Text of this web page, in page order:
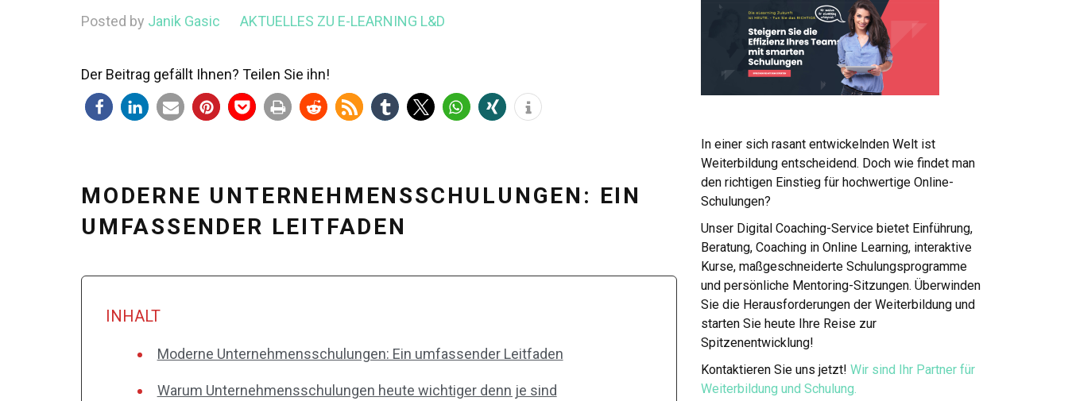
Posted by Janik Gasic AKTUELLES ZU E-LEARNING L&D
Der Beitrag gefällt Ihnen? Teilen Sie ihn!
MODERNE UNTERNEHMENSSCHULUNGEN: EIN
UMFASSENDER LEITFADEN
INHALT
Moderne Unternehmensschulungen: Ein umfassender Leitfaden
Warum Unternehmensschulungen heute wichtiger denn je sind
In einer sich rasant entwickelnden Welt ist
Weiterbildung entscheidend. Doch wie findet man
den richtigen Einstieg für hochwertige Online-
Schulungen?
Unser Digital Coaching-Service bietet Einführung,
Beratung, Coaching in Online Learning, interaktive
Kurse, maßgeschneiderte Schulungsprogramme
und persönliche Mentoring-Sitzungen. Überwinden
Sie die Herausforderungen der Weiterbildung und
starten Sie heute Ihre Reise zur
Spitzenentwicklung!
Kontaktieren Sie uns jetzt! Wir sind Ihr Partner für
Weiterbildung und Schulung.